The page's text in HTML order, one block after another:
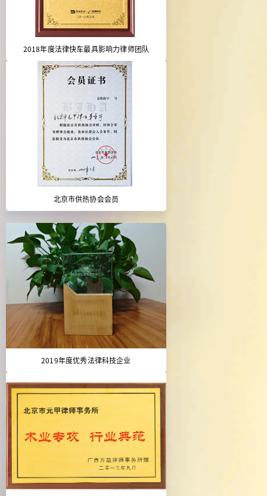
2018年度法律快车最具影响力律师团队
北京市供热协会会员
2019年度优秀法律科技企业